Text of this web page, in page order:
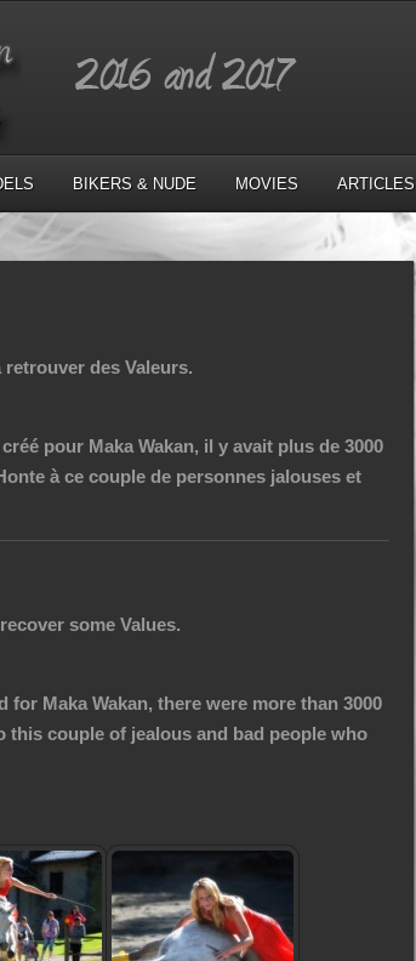
BIKERS & NUDE MOVIES ARTICLES
des Valeurs.
pour Maka Wakan, il y avait plus de 3000
à ce couple de personnes jalouses et
some Values.
for Maka Wakan, there were more than 3000
this couple of jealous and bad people who